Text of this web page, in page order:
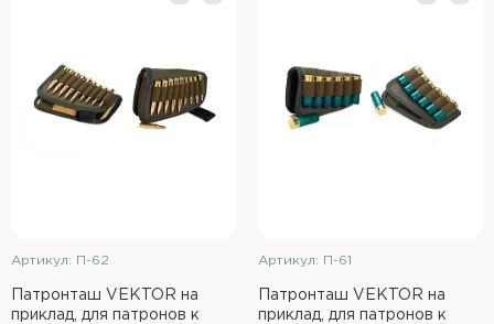
Высокоточная стрельба
Спортивная стрельба
Ножи
Инструмент для заточки
Артикул: П-62
Патронташ VEKTOR на
приклад, для патронов к
Артикул: П-61
Патронташ VEKTOR на
приклад, для патронов к